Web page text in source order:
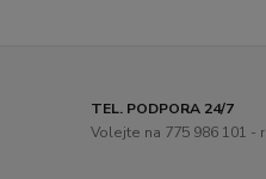
TEL. PODPORA 24/7
Volejte na 775 986 101 -